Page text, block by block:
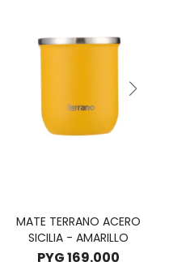
MATE TERRANO ACERO
SICILIA - AMARILLO
PYG169.000